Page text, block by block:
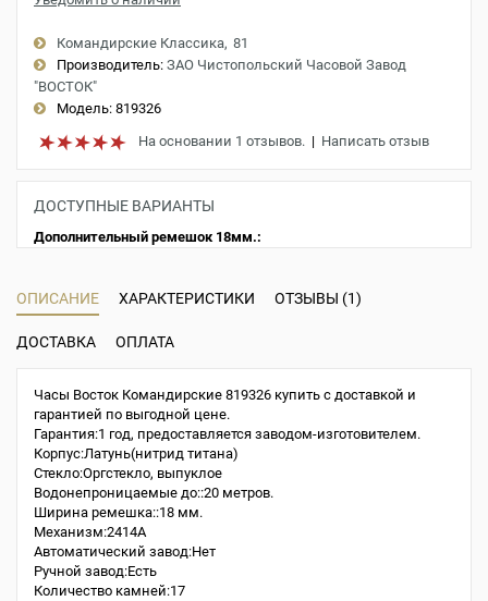
Командирские Классика 81
Производитель: ЗАО Чистопольский Часовой Завод
"ВОСТОК"
Модель: 819326
На основании 1 отзывов. | Написать отзыв
ДОСТУПНЫЕ ВАРИАНТЫ
Дополнительный ремешок 18мм.:
ОПИСАНИЕ ХАРАКТЕРИСТИКИ ОТЗЫВЫ (1)
ДОСТАВКА ОПЛАТА
Часы Восток Командирские 819326 купить с доставкой и
гарантией по выгодной цене.
Гарантия:1 год, предоставляется заводом-изготовителем.
Корпус:Латунь(нитрид титана)
Стекло:Оргстекло, выпуклое
Водонепроницаемые до::20 метров.
Ширина ремешка::18 мм.
Механизм:2414A
Автоматический завод:Нет
Ручной завод:Есть
Количество камней:17